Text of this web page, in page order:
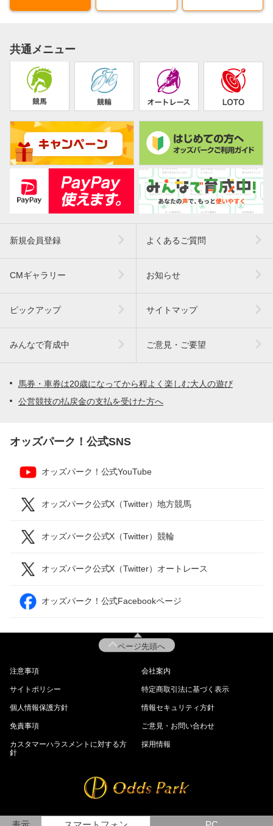
共通メニュー
新規会員登録 よくあるご質問
CMギャラリー お知らせ
ピックアップ サイトマップ
みんなで育成中 ご意見・ご要望
馬券・車券は20歳になってから程よく楽しむ大人の遊び
公営競技の払戻金の支払を受けた方へ
オッズパーク！公式SNS
オッズパーク！公式YouTube
オッズパーク公式X（Twitter）地方競馬
オッズパーク公式X（Twitter）競輪
オッズパーク公式X（Twitter）オートレース
オッズパーク！公式Facebookページ
ページ先頭へ
注意事項 会社案内
サイトポリシー 特定商取引法に基づく表示
個人情報保護方針 情報セキュリティ方針
免責事項 ご意見・お問い合わせ
カスタマーハラスメントに対する方
針
採用情報